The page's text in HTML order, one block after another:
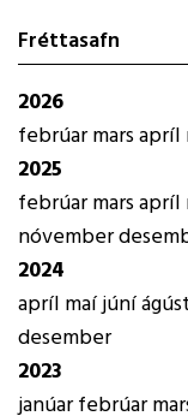
Fréttasafn
2026
febrúarmarsapríl
2025
febrúarmarsapríl
nóvember
2024
apríl maíjúníágúst
desember
2023
janúarfebrúar